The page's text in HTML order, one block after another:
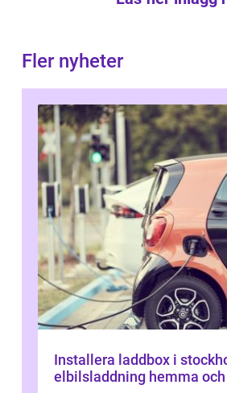
Fler nyheter
Installera laddbox i stockholm
elbilsladdning hemma